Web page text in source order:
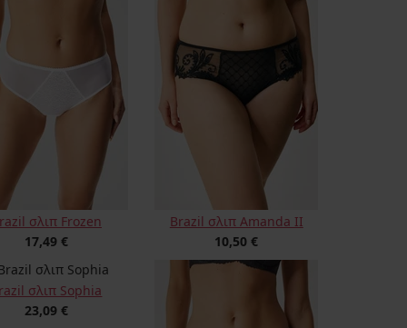
σλιπ Frozen
17,49 €
Brazil σλιπ Amanda II
10,50 €
σλιπ Sophia
23,09 €